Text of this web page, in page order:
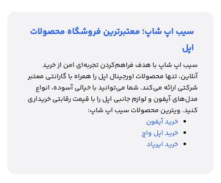
سیب اپ شاپ؛ معتبرترین فروشگاه محصولات
اپل
سیب اپ شاپ با هدف فراهم‌کردن تجربه‌ای امن از خرید
آنلاین، تنها محصولات اورجینال اپل را همراه با گارانتی معتبر
شرکتی ارائه می‌کند. شما می‌توانید با خیالی آسوده، انواع
مدل‌های آیفون‌ و لوازم جانبی اپل را با قیمت رقابتی خریداری
کنید. ویترین محصولات سیب اپ شاپ:
خرید آیفون
خرید اپل واچ
خرید ایرپاد